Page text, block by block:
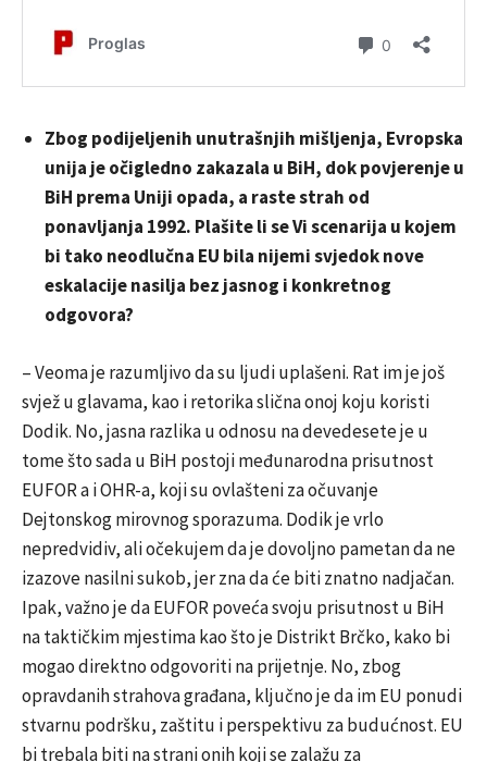
Zbog podijeljenih unutrašnjih mišljenja, Evropska
unija je očigledno zakazala u BiH, dok povjerenje u
BiH prema Uniji opada, a raste strah od
ponavljanja 1992. Plašite li se Vi scenarija u kojem
bi tako neodlučna EU bila nijemi svjedok nove
eskalacije nasilja bez jasnog i konkretnog
odgovora?
– Veoma je razumljivo da su ljudi uplašeni. Rat im je još
svjež u glavama, kao i retorika slična onoj koju koristi
Dodik. No, jasna razlika u odnosu na devedesete je u
tome što sada u BiH postoji međunarodna prisutnost
EUFOR a i OHR-a, koji su ovlašteni za očuvanje
Dejtonskog mirovnog sporazuma. Dodik je vrlo
nepredvidiv, ali očekujem da je dovoljno pametan da ne
izazove nasilni sukob, jer zna da će biti znatno nadjačan.
Ipak, važno je da EUFOR poveća svoju prisutnost u BiH
na taktičkim mjestima kao što je Distrikt Brčko, kako bi
mogao direktno odgovoriti na prijetnje. No, zbog
opravdanih strahova građana, ključno je da im EU ponudi
stvarnu podršku, zaštitu i perspektivu za budućnost. EU
bi trebala biti na strani onih koji se zalažu za